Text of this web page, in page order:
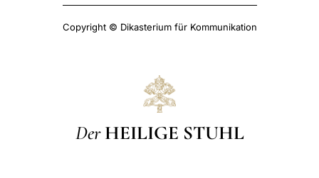
Copyright © Dikasterium für Kommunikation
Der HEILIGE STUHL